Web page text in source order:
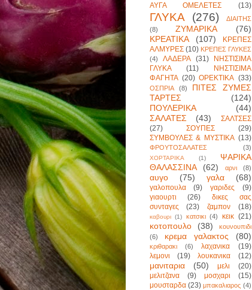
ΑΥΓΑ ΟΜΕΛΕΤΕΣ (13)
ΓΛΥΚΑ (276)
ΔΙΑΙΤΗΣ
(8)
ΖΥΜΑΡΙΚΑ
(76)
ΚΡΕΑΤΙΚΑ
(107)
ΚΡΕΠΕΣ
ΑΛΜΥΡΕΣ (10) ΚΡΕΠΕΣ ΓΛΥΚΕΣ
(4)
ΛΑΔΕΡΑ (31)
ΝΗΣΤΙΣΙΜΑ
ΓΛΥΚΑ
(11)
ΝΗΣΤΙΣΙΜΑ
ΦΑΓΗΤΑ (20) ΟΡΕΚΤΙΚΑ (33)
ΟΣΠΡΙΑ (8)
ΠΙΤΕΣ ΖΥΜΕΣ
ΤΑΡΤΕΣ
(124)
ΠΟΥΛΕΡΙΚΑ
(44)
ΣΑΛΑΤΕΣ
(43)
ΣΑΛΤΣΕΣ
(27)
ΣΟΥΠΕΣ
(29)
ΣΥΜΒΟΥΛΕΣ & ΜΥΣΤΙΚΑ (13)
ΦΡΟΥΤΟΣΑΛΑΤΕΣ (3)
ΧΟΡΤΑΡΙΚΑ (1)
ΨΑΡΙΚΑ
ΘΑΛΑΣΣΙΝΑ
(62) αρνι (8)
αυγο (75) γαλα (68)
γαλοπουλα (9) γαριδες
(9)
γιαουρτι
(26)
δικες σας
συνταγες
(23) ζαμπον (18)
καβουρι (1) κατσικι (4) κεικ (21)
κοτοπουλο (38)
κουνουπιδι
(6)
κρεμα γαλακτος (80)
κριθαρακι (6) λαχανικα
(19)
λεμονι
(19) λουκανικα (12)
μανιταρια (50) μελι
(20)
μελιτζανα
(9) μοσχαρι
(15)
μουσταρδα (23) μπακαλιαρος (4)